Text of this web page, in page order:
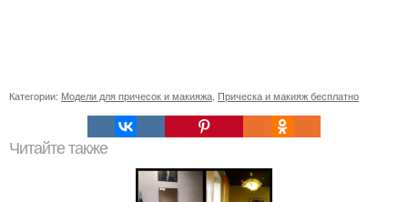
Категории: Модели для причесок и макияжа, Прическа и макияж бесплатно
Читайте также